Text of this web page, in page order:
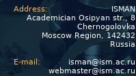
Address:
ISMAN
Academician Osipyan str., 8
Chernogolovka
Moscow Region, 142432
Russia
E-mail:
isman@ism.ac.ru
webmaster@ism.ac.ru